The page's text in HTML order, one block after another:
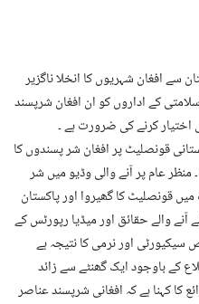
سے افغان شہریوں کا انخلا ناگزیر
کے اداروں کو ان افغان شرپسند
کرنے کی ضرورت ہے ۔
قونصلیٹ پر افغان شر پسندوں کا
منظر عام پر آنے والی وڈیو میں شر
قونصلیٹ کا گھیروا اور پاکستان
والے حقائق اور میڈیا رپورٹس کے
سیکیورٹی اور نرمی کا نتیجہ ہے
کے باوجود ایک گھنٹے سے زائد
کا کہنا ہے کہ افغانی شرپسند عناصر